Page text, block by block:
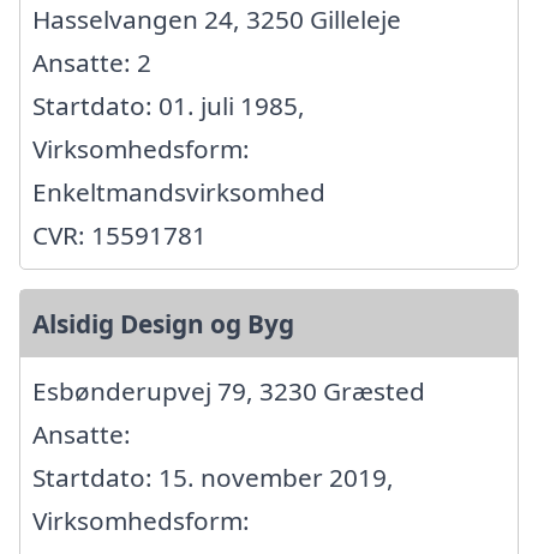
Hasselvangen 24, 3250 Gilleleje
Ansatte: 2
Startdato: 01. juli 1985,
Virksomhedsform:
Enkeltmandsvirksomhed
CVR: 15591781
Alsidig Design og Byg
Esbønderupvej 79, 3230 Græsted
Ansatte:
Startdato: 15. november 2019,
Virksomhedsform: